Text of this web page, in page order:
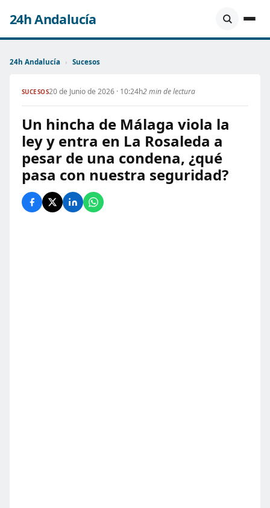
24h Andalucía
24h Andalucía › Sucesos
SUCESOS20 de Junio de 2026 · 10:24h2 min de lectura
Un hincha de Málaga viola la
ley y entra en La Rosaleda a
pesar de una condena, ¿qué
pasa con nuestra seguridad?